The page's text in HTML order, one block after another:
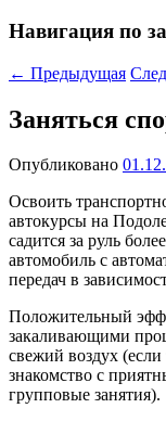
Навигация по
← Предыдущая
Заняться
Опубликовано
Освоить
автокурсы на
садится за руль
автомобиль с
передач в
Положительный
закаливающими
свежий воздух
знакомство с
групповые занятия).